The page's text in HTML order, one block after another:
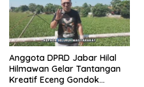
Anggota DPRD Jabar Hilal
Hilmawan Gelar Tantangan
Kreatif Eceng Gondok